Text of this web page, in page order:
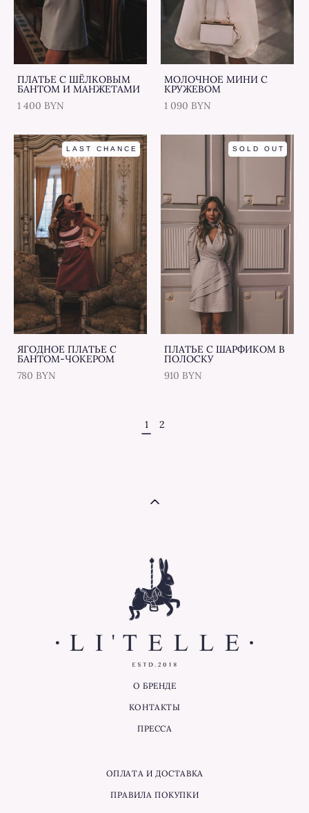
ПЛАТЬЕ С ШЁЛКОВЫМ
БАНТОМ И МАНЖЕТАМИ
1 400 BYN
МОЛОЧНОЕ МИНИ С
КРУЖЕВОМ
1 090 BYN
LAST CHANCE
ЯГОДНОЕ ПЛАТЬЕ С
БАНТОМ-ЧОКЕРОМ
780 BYN
SOLD OUT
ПЛАТЬЕ С ШАРФИКОМ В
ПОЛОСКУ
910 BYN
1 2
О БРЕНДЕ
КОНТАКТЫ
ПРЕССА
ОПЛАТА И ДОСТАВКА
ПРАВИЛА ПОКУПКИ